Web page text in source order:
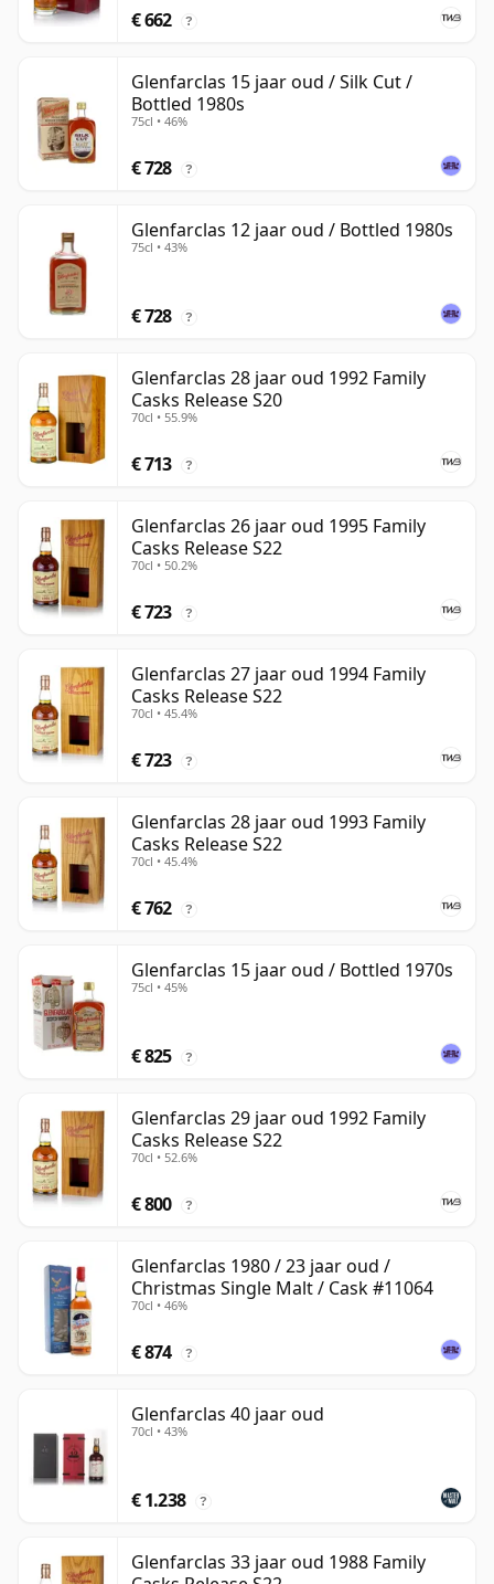
€ 662 ?
Glenfarclas 15 jaar oud / Silk Cut /
Bottled 1980s
75cl • 46%
€ 728 ?
Glenfarclas 12 jaar oud / Bottled 1980s
75cl • 43%
€ 728 ?
Glenfarclas 28 jaar oud 1992 Family
Casks Release S20
70cl • 55.9%
€ 713 ?
Glenfarclas 26 jaar oud 1995 Family
Casks Release S22
70cl • 50.2%
€ 723 ?
Glenfarclas 27 jaar oud 1994 Family
Casks Release S22
70cl • 45.4%
€ 723 ?
Glenfarclas 28 jaar oud 1993 Family
Casks Release S22
70cl • 45.4%
€ 762 ?
Glenfarclas 15 jaar oud / Bottled 1970s
75cl • 45%
€ 825 ?
Glenfarclas 29 jaar oud 1992 Family
Casks Release S22
70cl • 52.6%
€ 800 ?
Glenfarclas 1980 / 23 jaar oud /
Christmas Single Malt / Cask #11064
70cl • 46%
€ 874 ?
Glenfarclas 40 jaar oud
70cl • 43%
€ 1.238 ?
Glenfarclas 33 jaar oud 1988 Family